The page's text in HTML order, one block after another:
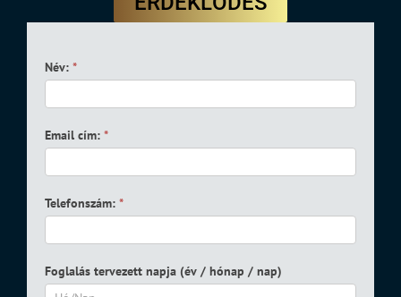
Hajó
űrlap
Név: *
Email cím: *
Telefonszám: *
Foglalás tervezett napja (év / hónap / nap)